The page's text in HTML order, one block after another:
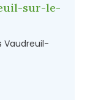
sur-le-
Vaudreuil-